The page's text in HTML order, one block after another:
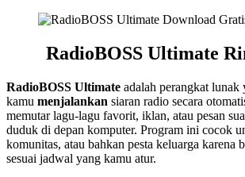
RadioBOSS Ultimate
RadioBOSS Ultimate adalah perangkat lunak
kamu menjalankan siaran radio secara
memutar lagu-lagu favorit, iklan, atau pesan
duduk di depan komputer. Program ini cocok
komunitas, atau bahkan pesta keluarga karena
sesuai jadwal yang kamu atur.